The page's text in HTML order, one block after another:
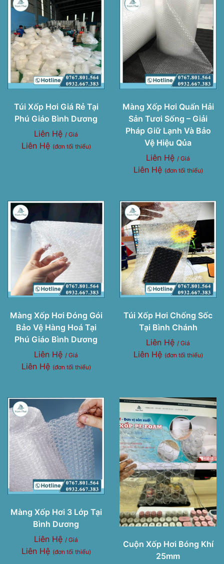
Túi Xốp Hơi Giá Rẻ Tại
Phú Giáo Bình Dương
Liên Hệ / Giá
Liên Hệ (đơn tối thiểu)
Màng Xốp Hơi Quấn Hải
Sản Tươi Sống – Giải
Pháp Giữ Lạnh Và Bảo
Vệ Hiệu Qủa
Liên Hệ / Giá
Liên Hệ (đơn tối thiểu)
Màng Xốp Hơi Đóng Gói
Bảo Vệ Hàng Hoá Tại
Phú Giáo Bình Dương
Liên Hệ / Giá
Liên Hệ (đơn tối thiểu)
Túi Xốp Hơi Chống Sốc
Tại Bình Chánh
Liên Hệ / Giá
Liên Hệ (đơn tối thiểu)
Màng Xốp Hơi 3 Lớp Tại
Bình Dương
Liên Hệ / Giá
Liên Hệ (đơn tối thiểu)
Cuộn Xốp Hơi Bóng Khí
25mm